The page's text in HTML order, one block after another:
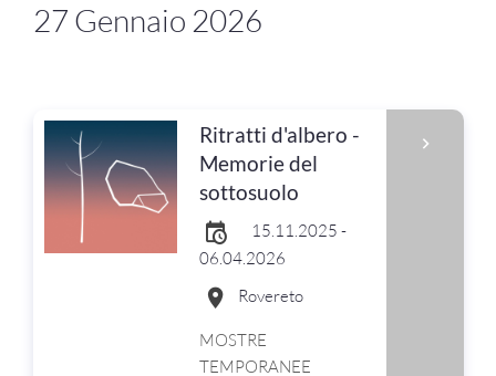
27 Gennaio 2026
Ritratti d'albero -
Memorie del
sottosuolo
15.11.2025 -
06.04.2026
Rovereto
MOSTRE
TEMPORANEE